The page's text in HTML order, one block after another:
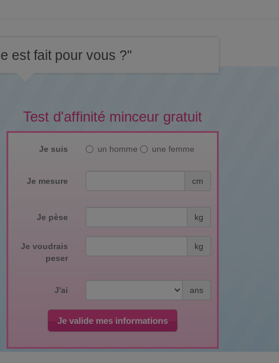
est fait pour vous ?"
Test d'affinité minceur gratuit
Je suis un homme une femme
Je mesure cm
Je pèse kg
Je voudrais
peser
kg
J'ai ans
Je valide mes informations